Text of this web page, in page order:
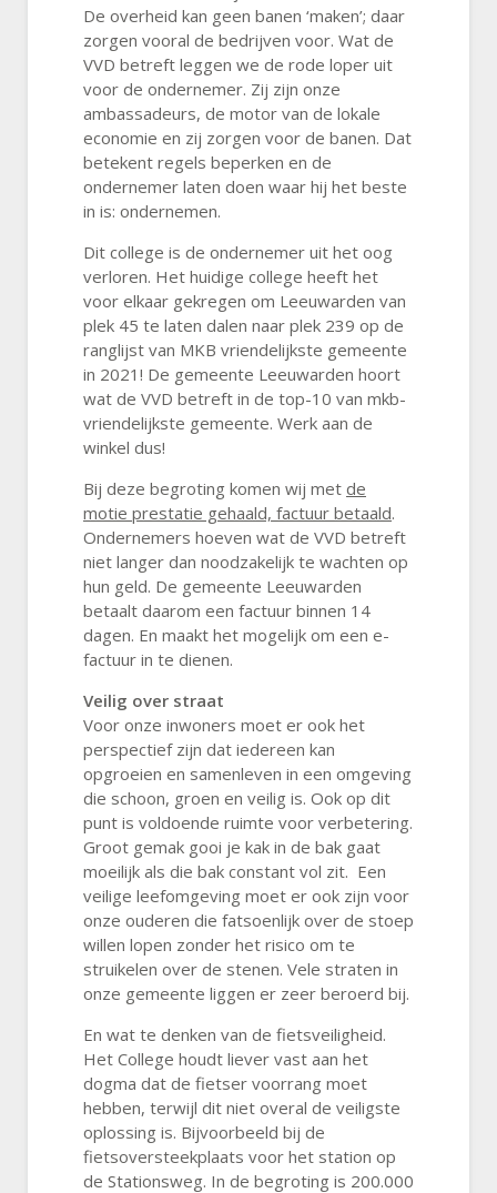
De overheid kan geen banen ‘maken’; daar
zorgen vooral de bedrijven voor. Wat de
VVD betreft leggen we de rode loper uit
voor de ondernemer. Zij zijn onze
ambassadeurs, de motor van de lokale
economie en zij zorgen voor de banen. Dat
betekent regels beperken en de
ondernemer laten doen waar hij het beste
in is: ondernemen.
Dit college is de ondernemer uit het oog
verloren. Het huidige college heeft het
voor elkaar gekregen om Leeuwarden van
plek 45 te laten dalen naar plek 239 op de
ranglijst van MKB vriendelijkste gemeente
in 2021! De gemeente Leeuwarden hoort
wat de VVD betreft in de top-10 van mkb-
vriendelijkste gemeente. Werk aan de
winkel dus!
Bij deze begroting komen wij met de
motie prestatie gehaald, factuur betaald.
Ondernemers hoeven wat de VVD betreft
niet langer dan noodzakelijk te wachten op
hun geld. De gemeente Leeuwarden
betaalt daarom een factuur binnen 14
dagen. En maakt het mogelijk om een e-
factuur in te dienen.
Veilig over straat
Voor onze inwoners moet er ook het
perspectief zijn dat iedereen kan
opgroeien en samenleven in een omgeving
die schoon, groen en veilig is. Ook op dit
punt is voldoende ruimte voor verbetering.
Groot gemak gooi je kak in de bak gaat
moeilijk als die bak constant vol zit. Een
veilige leefomgeving moet er ook zijn voor
onze ouderen die fatsoenlijk over de stoep
willen lopen zonder het risico om te
struikelen over de stenen. Vele straten in
onze gemeente liggen er zeer beroerd bij.
En wat te denken van de fietsveiligheid.
Het College houdt liever vast aan het
dogma dat de fietser voorrang moet
hebben, terwijl dit niet overal de veiligste
oplossing is. Bijvoorbeeld bij de
fietsoversteekplaats voor het station op
de Stationsweg. In de begroting is 200.000